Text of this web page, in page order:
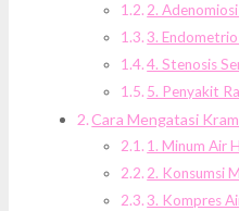
2.
3.
4. Stenosis
5. Penyakit
Cara Mengatasi
1. Minum Air
2. Konsumsi
3. Kompres